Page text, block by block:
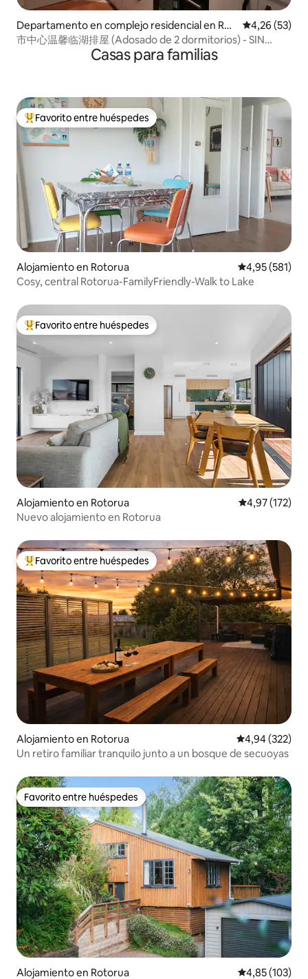
Departamento en complejo residencial en Rot
orua
Calificación
4,26 (53)
市中心温馨临湖排屋 (Adosado de 2 dormitorios) - SIN
GASTOS DE LIMPIEZACasas para familias
Favorito entre los huéspedes más destacados
Favorito entre huéspedes
Alojamiento en Rotorua Calificación
4,95 (581)
Cosy, central Rotorua-FamilyFriendly-Walk to Lake
Favorito entre los huéspedes más destacados
Favorito entre huéspedes
Alojamiento en Rotorua Calificación
4,97 (172)
Nuevo alojamiento en Rotorua
Favorito entre los huéspedes más destacados
Favorito entre huéspedes
Alojamiento en Rotorua Calificación
4,94 (322)
Un retiro familiar tranquilo junto a un bosque de secuoyas
Favorito entre huéspedes
Favorito entre huéspedes
Alojamiento en Rotorua Calificación
4,85 (103)